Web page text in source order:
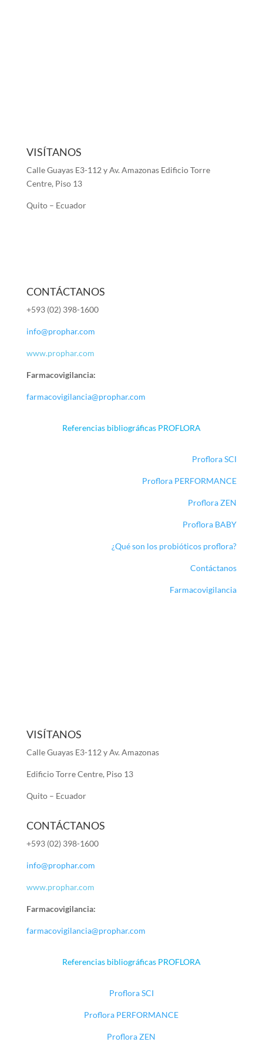
VISÍTANOS
Calle Guayas E3-112 y Av. Amazonas Edificio Torre
Centre, Piso 13
Quito – Ecuador
CONTÁCTANOS
+593 (02) 398-1600
info@prophar.com
www.prophar.com
Farmacovigilancia:
farmacovigilancia@prophar.com
Referencias bibliográficas PROFLORA
Proflora SCI
Proflora PERFORMANCE
Proflora ZEN
Proflora BABY
¿Qué son los probióticos proflora?
Contáctanos
Farmacovigilancia
VISÍTANOS
Calle Guayas E3-112 y Av. Amazonas
Edificio Torre Centre, Piso 13
Quito – Ecuador
CONTÁCTANOS
+593 (02) 398-1600
info@prophar.com
www.prophar.com
Farmacovigilancia:
farmacovigilancia@prophar.com
Referencias bibliográficas PROFLORA
Proflora SCI
Proflora PERFORMANCE
Proflora ZEN